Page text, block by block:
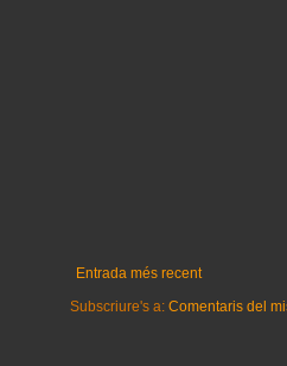
Entrada més recent
Subscriure's a: Comentaris del